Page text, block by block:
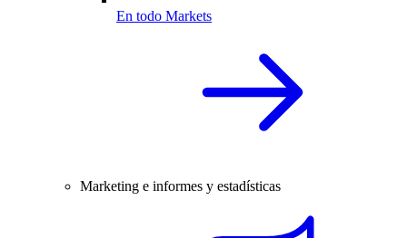
En todo Markets
Marketing e informes y estadísticas